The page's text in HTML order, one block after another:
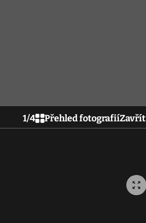
1/4 Přehled fotografiíZavřít